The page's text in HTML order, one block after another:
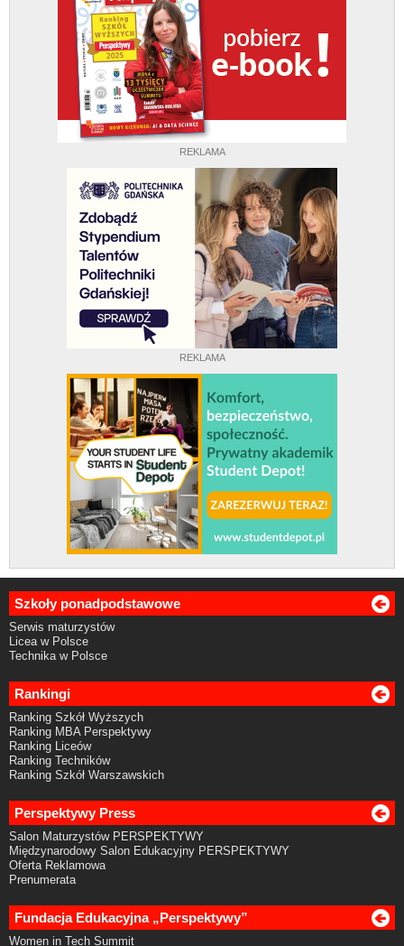
REKLAMA
REKLAMA
Szkoły ponadpodstawowe
Serwis maturzystów
Licea w Polsce
Technika w Polsce
Rankingi
Ranking Szkół Wyższych
Ranking MBA Perspektywy
Ranking Liceów
Ranking Techników
Ranking Szkół Warszawskich
Perspektywy Press
Salon Maturzystów PERSPEKTYWY
Międzynarodowy Salon Edukacyjny PERSPEKTYWY
Oferta Reklamowa
Prenumerata
Fundacja Edukacyjna „Perspektywy”
Women in Tech Summit